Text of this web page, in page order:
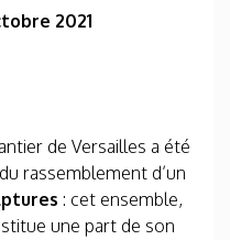
2021
de Versailles a été
rassemblement d’un
: cet ensemble,
une part de son